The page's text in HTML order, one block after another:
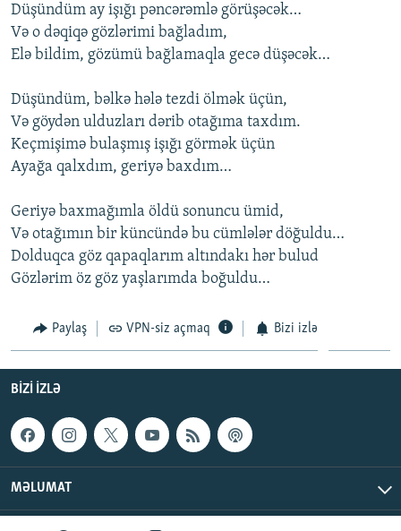
ARAŞDIRMA
MULTIMEDIA
FOTOQALEREYA
İNFOQRAFIKA
KARIKATURA
OXU ZALI
AZƏRBAYCAN ƏDƏBIYYATI KITABXANASI
İSLAM VƏ DEMOKRATIYA
İZ - MƏDƏNIYYƏT PROQRAMI
HAQQIMIZDA
MISSIYAMIZ
PEŞƏ ETIKASI VƏ JURNALISTIKA STANDARTLARIMIZ
MATERIALLARIMIZDAN ISTIFADƏ
AZADLIQRADIOSU MOBIL TELEFONUNUZDA
BIZIMLƏ ƏLAQƏ
BIZI IZLƏ
RFE/RL-in bütün saytları
Düşündüm ay işığı pəncərəmlə görüşəcək…
Və o dəqiqə gözlərimi bağladım,
Elə bildim, gözümü bağlamaqla gecə düşəcək…
Düşündüm, bəlkə hələ tezdi ölmək üçün,
Və göydən ulduzları dərib otağıma taxdım.
Keçmişimə bulaşmış işığı görmək üçün
Ayağa qalxdım, geriyə baxdım…
Geriyə baxmağımla öldü sonuncu ümid,
Və otağımın bir küncündə bu cümlələr döğuldu…
Dolduqca göz qapaqlarım altındakı hər bulud
Gözlərim öz göz yaşlarımda boğuldu…
Paylaş VPN-siz açmaq Bizi izlə
BIZI IZLƏ
MƏLUMAT